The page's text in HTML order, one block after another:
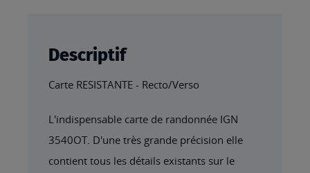
Descriptif
Carte RESISTANTE - Recto/Verso
L'indispensable carte de randonnée IGN
3540OT. D'une très grande précision elle
contient tous les détails existants sur le